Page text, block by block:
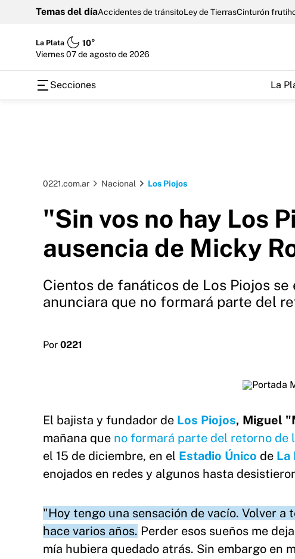
Temas del díaAccidentes de tránsitoLey de TierrasCinturón
La Plata
10°
viernes 07 de agosto de 2026
Secciones La
0221.com.ar Nacional Los Piojos
"Sin vos no hay Los
ausencia de Micky
Cientos de fanáticos de Los Piojos
anunciara que no formará parte del
Por 0221
El bajista y fundador de Los Piojos, Miguel
mañana que no formará parte del retorno de
el 15 de diciembre, en el Estadio Único de La
enojados en redes y algunos hasta
"Hoy tengo una sensación de vacío. Volver a
hace varios años. Perder esos sueños me
mía hubiera quedado atrás. Sin embargo en